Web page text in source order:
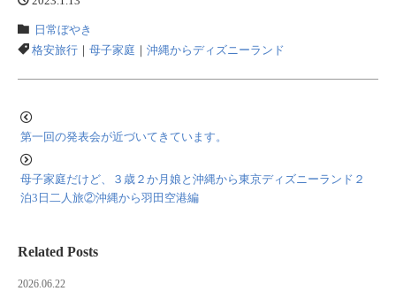
日常ぼやき
格安旅行
母子家庭 沖縄からディズニーランド
第一回の発表会が近づいてきています。
母子家庭だけど、３歳２か月娘と沖縄から東京ディズニーランド２
泊3日二人旅②沖縄から羽田空港編
Related Posts
2026.06.22